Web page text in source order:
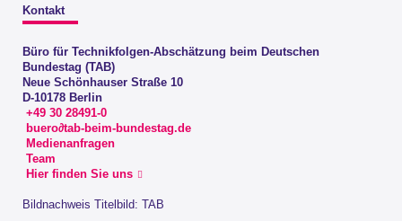
Kontakt
Büro für Technikfolgen-Abschätzung beim Deutschen
Bundestag (TAB)
Neue Schönhauser Straße 10
D-10178 Berlin
+49 30 28491-0
buero∂tab-beim-bundestag.de
Medienanfragen
Team
Hier finden Sie uns
Bildnachweis Titelbild: TAB